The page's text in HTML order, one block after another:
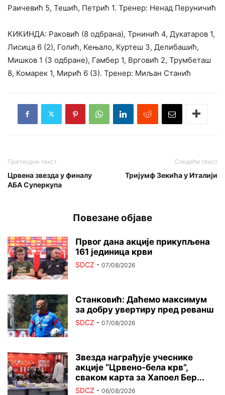
Раичевић 5, Тешић, Петрић 1. Тренер: Ненад Перуничић
КИКИНДА: Раковић (8 одбрана), Трнинић 4, Дукатаров 1,
Лисица 6 (2), Голић, Кењало, Куртеш 3, Делибашић,
Мишков 1 (3 одбране), Гамбер 1, Врговић 2, Трумбеташ
8, Комарек 1, Мирић 6 (3). Тренер: Миљан Станић
Претходни текст
Црвена звезда у финалу
АБА Суперкупа
Следећи текст
Тријумф Зекића у Италији
Повезане објаве
Првог дана акције прикупљена
161 јединица крви
SDCZ - 07/08/2026
Станковић: Даћемо максимум
за добру увертиру пред реванш
SDCZ - 07/08/2026
Звезда награђује учеснике
акције “Црвено-бела крв”,
сваком карта за Хапоел Бер...
SDCZ - 06/08/2026